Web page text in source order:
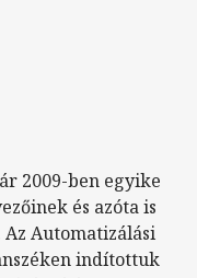
2009-ben egyike
és azóta is
Automatizálási
indítottuk